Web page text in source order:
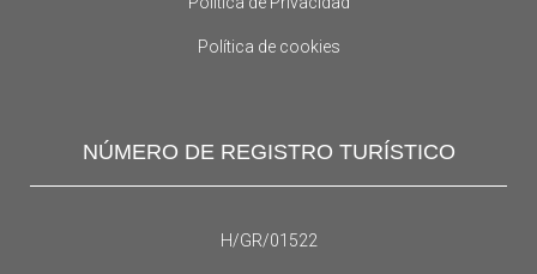
Política de cookies
NÚMERO DE REGISTRO TURÍSTICO
H/GR/01522